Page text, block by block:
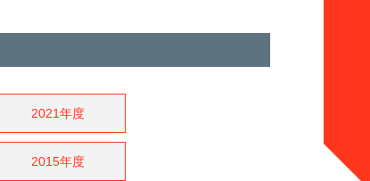
2021年度
2015年度